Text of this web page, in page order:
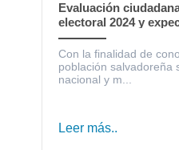
Evaluación
electoral 2024 y
gestión
municipal
Con la finalidad de
población salvadoreña
nacional y m...
Leer más..